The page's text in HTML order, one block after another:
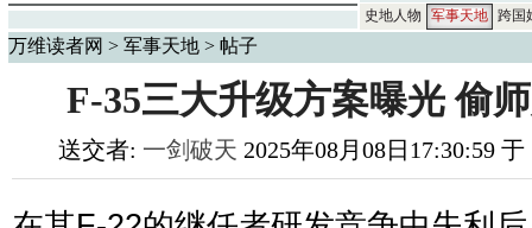
史地人物
军事天地 跨国
万维读者网 > 军事天地 > 帖子
F-35三大升级方案曝光 偷
送交者: 一剑破天 2025年08月08日17:30:59